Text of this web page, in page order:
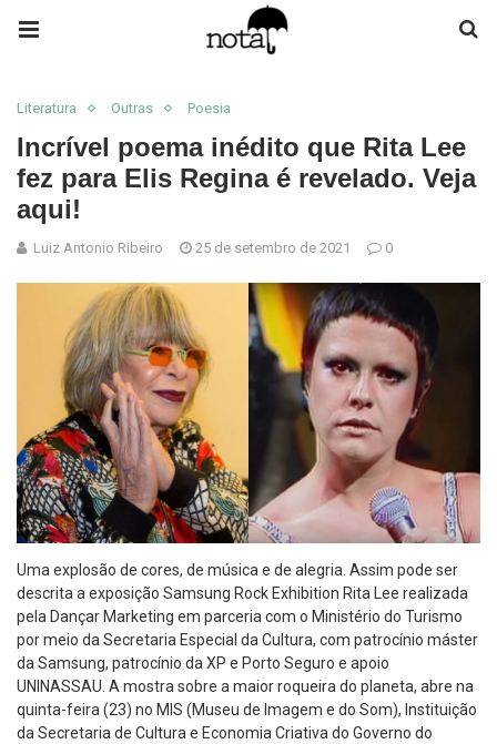
Literatura Outras Poesia
Incrível poema inédito que Rita Lee
fez para Elis Regina é revelado. Veja
aqui!
Luiz Antonio Ribeiro 25 de setembro de 2021 0
Uma explosão de cores, de música e de alegria. Assim pode ser
descrita a exposição Samsung Rock Exhibition Rita Lee realizada
pela Dançar Marketing em parceria com o Ministério do Turismo
por meio da Secretaria Especial da Cultura, com patrocínio máster
da Samsung, patrocínio da XP e Porto Seguro e apoio
UNINASSAU. A mostra sobre a maior roqueira do planeta, abre na
quinta-feira (23) no MIS (Museu de Imagem e do Som), Instituição
da Secretaria de Cultura e Economia Criativa do Governo do